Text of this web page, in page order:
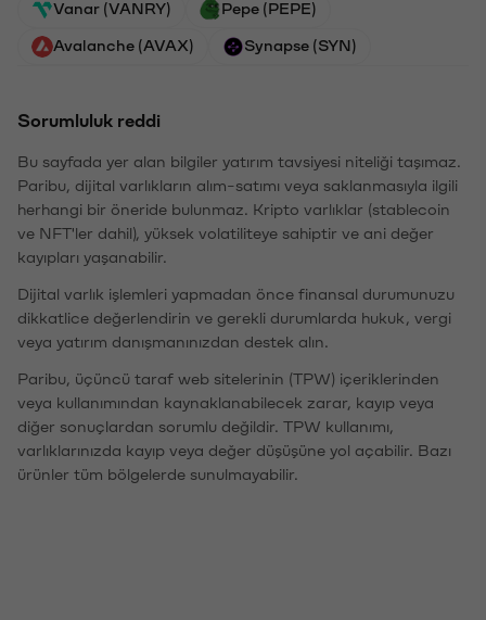
Vanar (VANRY) Pepe (PEPE)
Avalanche (AVAX) Synapse (SYN)
Sorumluluk reddi
Bu sayfada yer alan bilgiler yatırım tavsiyesi niteliği taşımaz.
Paribu, dijital varlıkların alım-satımı veya saklanmasıyla ilgili
herhangi bir öneride bulunmaz. Kripto varlıklar (stablecoin
ve NFT'ler dahil), yüksek volatiliteye sahiptir ve ani değer
kayıpları yaşanabilir.
Dijital varlık işlemleri yapmadan önce finansal durumunuzu
dikkatlice değerlendirin ve gerekli durumlarda hukuk, vergi
veya yatırım danışmanınızdan destek alın.
Paribu, üçüncü taraf web sitelerinin (TPW) içeriklerinden
veya kullanımından kaynaklanabilecek zarar, kayıp veya
diğer sonuçlardan sorumlu değildir. TPW kullanımı,
varlıklarınızda kayıp veya değer düşüşüne yol açabilir. Bazı
ürünler tüm bölgelerde sunulmayabilir.